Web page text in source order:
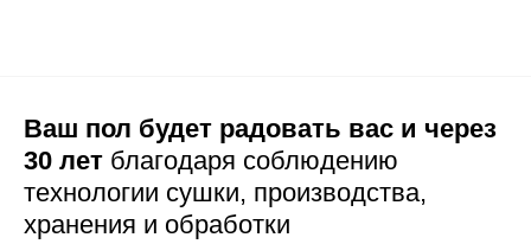
Ваш пол будет радовать вас и через
30 лет благодаря соблюдению
технологии сушки, производства,
хранения и обработки